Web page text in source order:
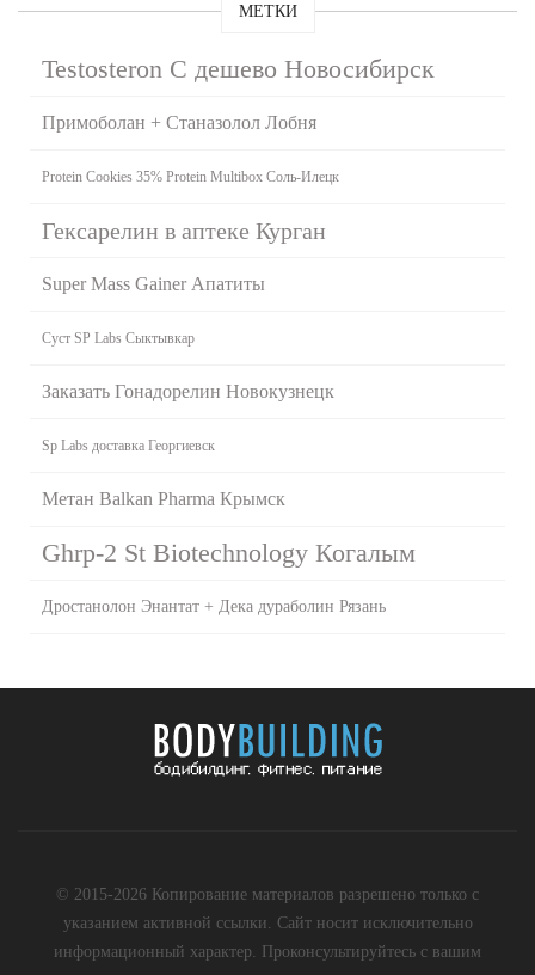
МЕТКИ
Testosteron C дешево Новосибирск
Примоболан + Станазолол Лобня
Protein Cookies 35% Protein Multibox Соль-Илецк
Гексарелин в аптеке Курган
Super Mass Gainer Апатиты
Суст SP Labs Сыктывкар
Заказать Гонадорелин Новокузнецк
Sp Labs доставка Георгиевск
Метан Balkan Pharma Крымск
Ghrp-2 St Biotechnology Когалым
Дростанолон Энантат + Дека дураболин Рязань
© 2015-2026 Копирование материалов разрешено только с
указанием активной ссылки. Сайт носит исключительно
информационный характер. Проконсультируйтесь с вашим